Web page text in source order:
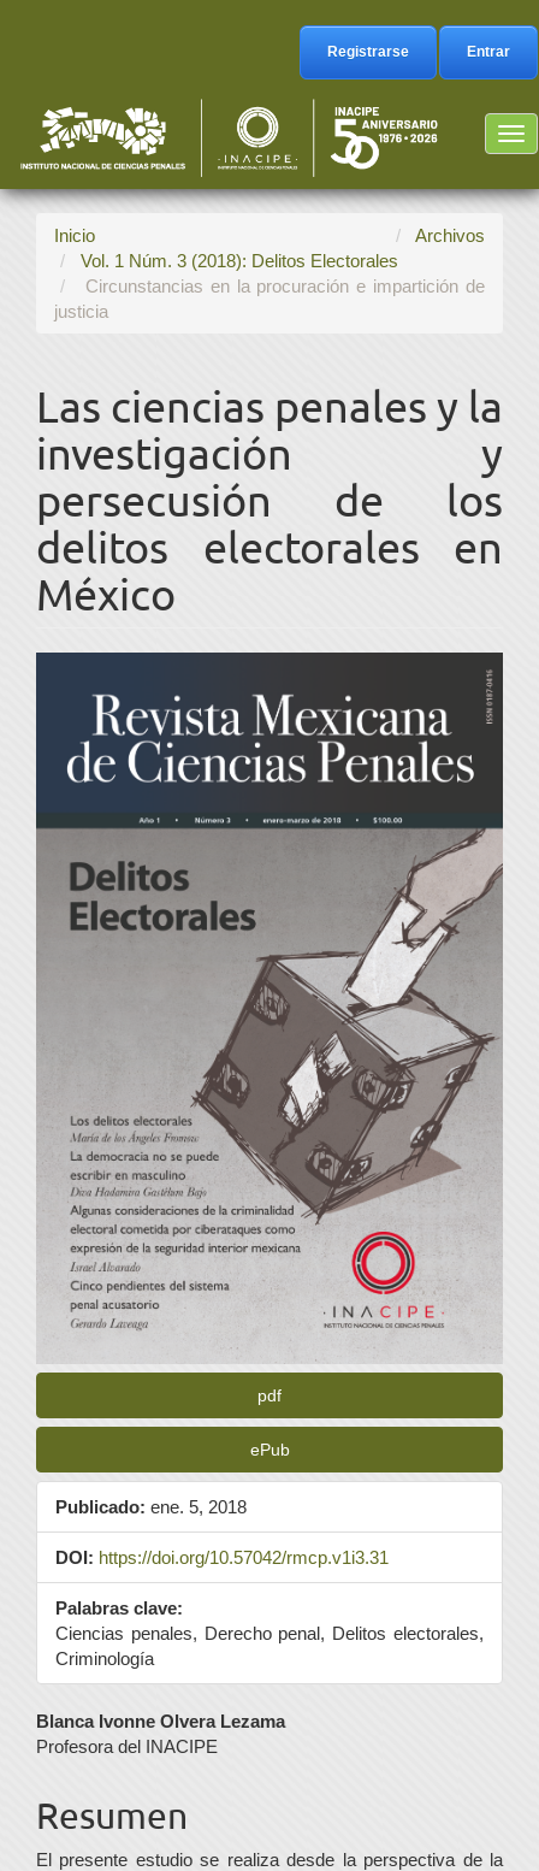
Barra
lateral
Registrarse Entrar
Inicio
Archivos
Vol. 1 Núm. 3 (2018): Delitos Electorales
Circunstancias en la procuración e impartición de
justicia
Las ciencias penales y la
investigación y
persecusión de los
delitos electorales en
México
lateral
del
artículo
pdf
ePub
Publicado: ene. 5, 2018
DOI: https://doi.org/10.57042/rmcp.v1i3.31
Palabras clave:
Ciencias penales, Derecho penal, Delitos electorales,
Criminología
Contenido
principal
del
artículo
Blanca Ivonne Olvera Lezama
Profesora del INACIPE
Resumen
El presente estudio se realiza desde la perspectiva de la